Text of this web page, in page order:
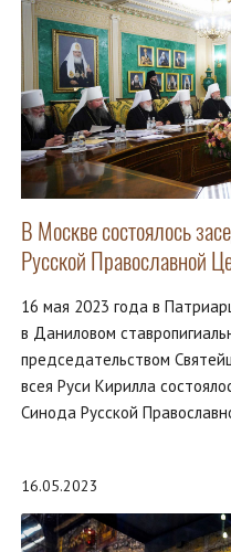
В Москве состоялось
Русской Православной
16 мая 2023 года в
в Даниловом
председательством
всея Руси Кирилла
Синода Русской
16.05.2023